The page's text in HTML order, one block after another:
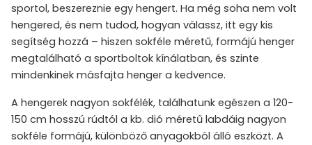
sportol, beszereznie egy hengert. Ha még soha nem volt
hengered, és nem tudod, hogyan válassz, itt egy kis
segítség hozzá – hiszen sokféle méretű, formájú henger
megtalálható a sportboltok kínálatban, és szinte
mindenkinek másfajta henger a kedvence.
A hengerek nagyon sokfélék, találhatunk egészen a 120-
150 cm hosszú rúdtól a kb. dió méretű labdáig nagyon
sokféle formájú, különböző anyagokból álló eszközt. A